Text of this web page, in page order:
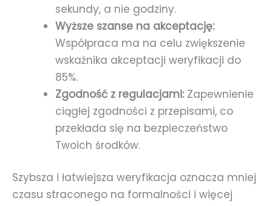
sekundy, a nie godziny.
Wyższe szanse na akceptację:
Współpraca ma na celu zwiększenie
wskaźnika akceptacji weryfikacji do
85%.
Zgodność z regulacjami:Zapewnienie
ciągłej zgodności z przepisami, co
przekłada się na bezpieczeństwo
Twoich środków.
Szybsza i łatwiejsza weryfikacja oznacza mniej
czasu straconego na formalności i więcej